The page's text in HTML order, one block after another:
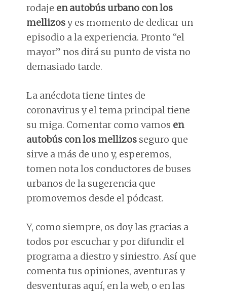
rodaje en autobús urbano con los
mellizosy es momento de dedicar un
episodio a la experiencia. Pronto “el
mayor” nos dirá su punto de vista no
demasiado tarde.
La anécdota tiene tintes de
coronavirus y el tema principal tiene
su miga. Comentar como vamos en
autobús con los mellizos seguro que
sirve a más de uno y, esperemos,
tomen nota los conductores de buses
urbanos de la sugerencia que
promovemos desde el pódcast.
Y, como siempre, os doy las gracias a
todos por escuchar y por difundir el
programa a diestro y siniestro. Así que
comenta tus opiniones, aventuras y
desventuras aquí, en la web, o en las